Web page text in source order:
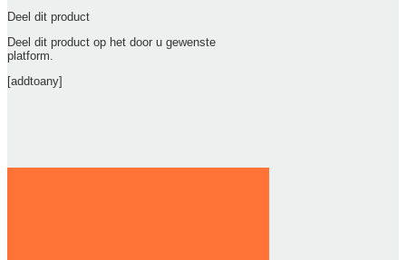
Deel dit product
Deel dit product op het door u gewenste
platform.
[addtoany]